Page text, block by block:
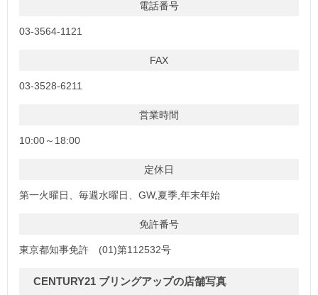
電話番号
03-3564-1121
FAX
03-3528-6211
営業時間
10:00～18:00
定休日
第一火曜日、毎週水曜日、GW,夏季,年末年始
免許番号
東京都知事免許 (01)第112532号
CENTURY21 ブリングアップの店舗写真